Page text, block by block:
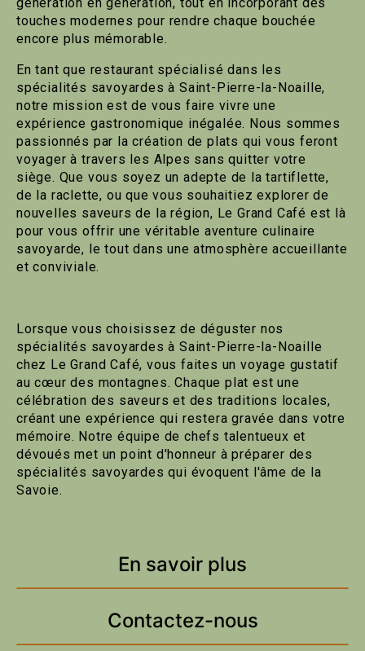
touches modernes pour rendre chaque bouchée
encore plus mémorable.
En tant que restaurant spécialisé dans les
spécialités savoyardes à Saint-Pierre-la-Noaille,
notre mission est de vous faire vivre une
expérience gastronomique inégalée. Nous sommes
passionnés par la création de plats qui vous feront
voyager à travers les Alpes sans quitter votre
siège. Que vous soyez un adepte de la tartiflette,
de la raclette, ou que vous souhaitiez explorer de
nouvelles saveurs de la région, Le Grand Café est là
pour vous offrir une véritable aventure culinaire
savoyarde, le tout dans une atmosphère accueillante
et conviviale.
Lorsque vous choisissez de déguster nos
spécialités savoyardes à Saint-Pierre-la-Noaille
chez Le Grand Café, vous faites un voyage gustatif
au cœur des montagnes. Chaque plat est une
célébration des saveurs et des traditions locales,
créant une expérience qui restera gravée dans votre
mémoire. Notre équipe de chefs talentueux et
dévoués met un point d'honneur à préparer des
spécialités savoyardes qui évoquent l'âme de la
Savoie.
En savoir plus
Contactez-nous